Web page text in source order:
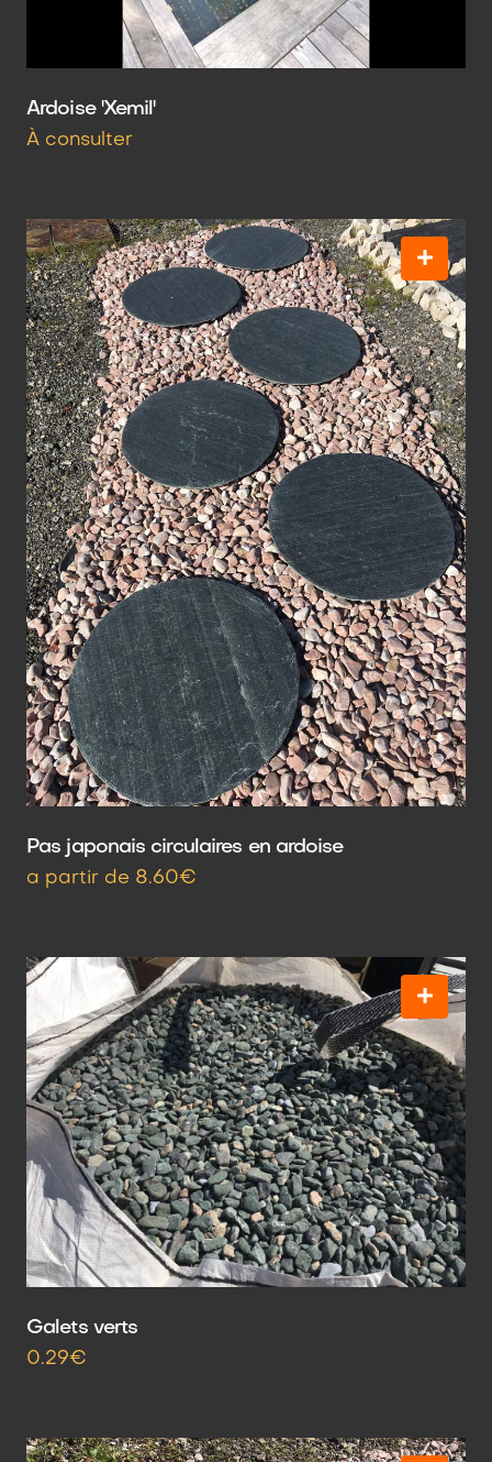
Ardoise 'Xemil'
À consulter
Pas japonais circulaires en ardoise
a partir de 8.60€
Galets verts
0.29€